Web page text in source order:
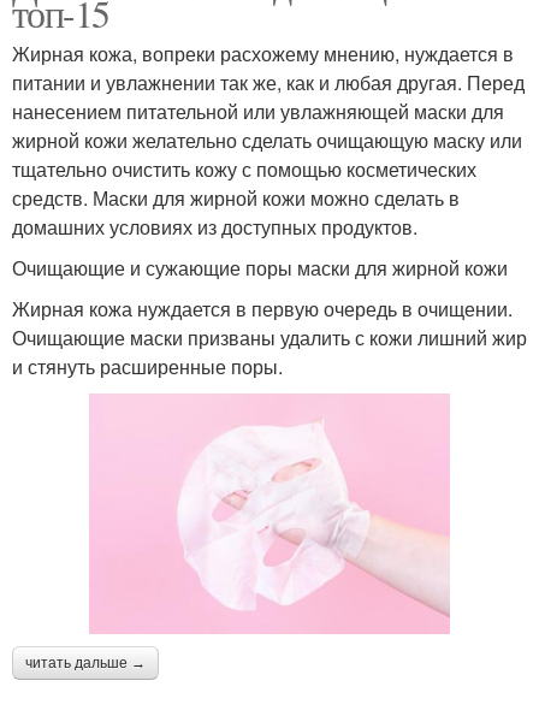
топ-15
Жирная кожа, вопреки расхожему мнению, нуждается в
питании и увлажнении так же, как и любая другая. Перед
нанесением питательной или увлажняющей маски для
жирной кожи желательно сделать очищающую маску или
тщательно очистить кожу с помощью косметических
средств. Маски для жирной кожи можно сделать в
домашних условиях из доступных продуктов.
Очищающие и сужающие поры маски для жирной кожи
Жирная кожа нуждается в первую очередь в очищении.
Очищающие маски призваны удалить с кожи лишний жир
и стянуть расширенные поры.
читать дальше →